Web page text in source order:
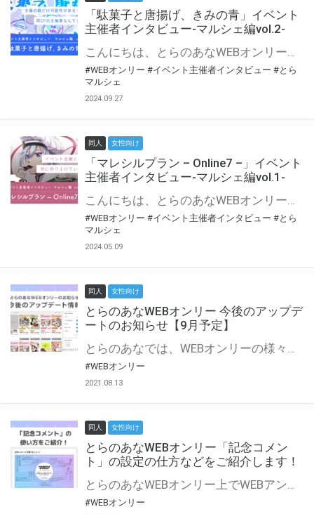
「駄菓子と唐揚げ、きみの青」イベント
主催者インタビュー-マルシェ編vol.2-
こんにちは、とらのあなWEBオンリー運営スタッフです。 新たにお届けする、イベント主催者インタビュー-マルシェ編-は、 とらのあなWEBオンリー「マルシェ」をご利用の主催様に 「マルシェ」を使ってイベントを開催した感想や心がけをお聞きする企画です。 今回は、WEBオンリー初開催「駄菓子と唐揚げ、きみの青」より、 主催のぎこ六屋様にお話を伺いました。 協力：ぎこ六屋様／イベント公式Twitter（@krkgwks） とらのあなWEBオンリー「マルシェ」とは？ WEBオンリーでリアルタイムでコミュニケーションがとれるオンライン会場です。
#WEBオンリー #イベント主催者インタビュー #とら
マルシェ
2024.09.27
同人 女性向け
「マレシルプラン – Online7 –」イベント
主催者インタビュー-マルシェ編vol.1-
こんにちは、とらのあなWEBオンリー運営スタッフです。 新たにお届けする、イベント主催者インタビュー-マルシェ編-は、 とらのあなWEBオンリー「マルシェ」をご利用した主催様に 「マルシェ」を使って開催した感想や心がけをお聞きする企画です。 今回は、WEBオンリー開催7回目迎えた「マレシルプラン – Online7 –」より、 主催の玉川うた様にお話を伺いました。 ▼マレシルプランのインタビュー前回記事 「イベント主催者インタビュー vol.6」はこちら 協力：玉川うた様（マレシルプラン実行委員会 代表）／イベント公式Twitter（@mallesil_plan） とらのあなWEBオンリー「マルシェ」とは？ WEBオンリーでリアルタイムでコミュニケーションがとれるオンライン会場です。
#WEBオンリー #イベント主催者インタビュー #とら
マルシェ
2024.05.09
同人 女性向け
とらのあなWEBオンリー 今後のアップデ
ートのお知らせ【9月予定】
とらのあなでは、WEBオンリーの様々な支援を実施しています。 今回は2021年9月に実装を予定しているアップデート情報についてご紹介いたします。 とらのあなWEBオンリーサイトはこちら
#WEBオンリー
2021.08.13
同人 女性向け
とらのあなWEBオンリー「記念コメン
ト」の設定の仕方などをご紹介します！
とらのあなWEBオンリー上でWEBアンソロジーが作成できる「記念コメント」について、その使い方や作成手順を解説します！ 支援タイプを「サークル参加型」「サークル参加型・マルシェ(イベント会場)機能付き」でお申し込みいただいている主催者様はぜひご活用ください♪ とらのあなWEBオンリーサイトはこちら
#WEBオンリー